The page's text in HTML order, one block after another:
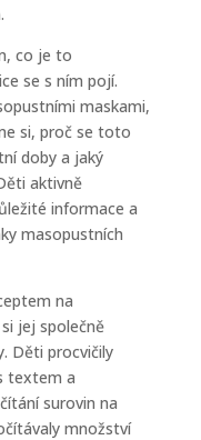
co je to
se s ním pojí.
maskami,
si, proč se toto
doby a jaký
aktivně
informace a
masopustních
na
jej společně
Děti procvičily
textem a
surovin na
množství